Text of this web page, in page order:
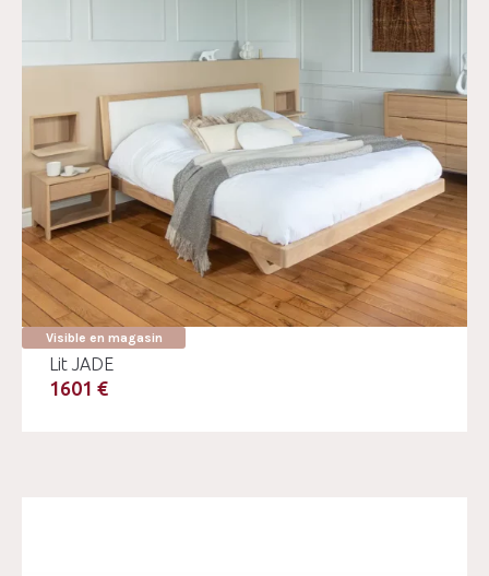
Visible en magasin
Lit JADE
1601 €